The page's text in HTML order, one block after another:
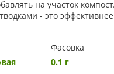
на участок
- это
Фасовка
0.1 г